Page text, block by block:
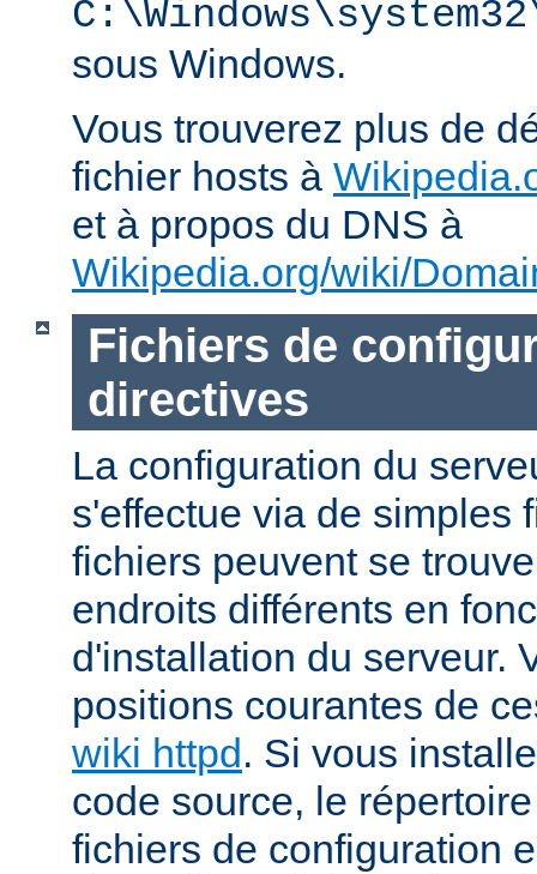
sous Windows.
Vous trouverez plus de
fichier hosts à
et à propos du DNS à
Wikipedia.org/wiki/
Fichiers de
directives
La configuration du
s'effectue via de simples
fichiers peuvent se
endroits différents en
d'installation du serveur.
positions courantes de
wiki httpd . Si vous
code source, le
fichiers de configuration